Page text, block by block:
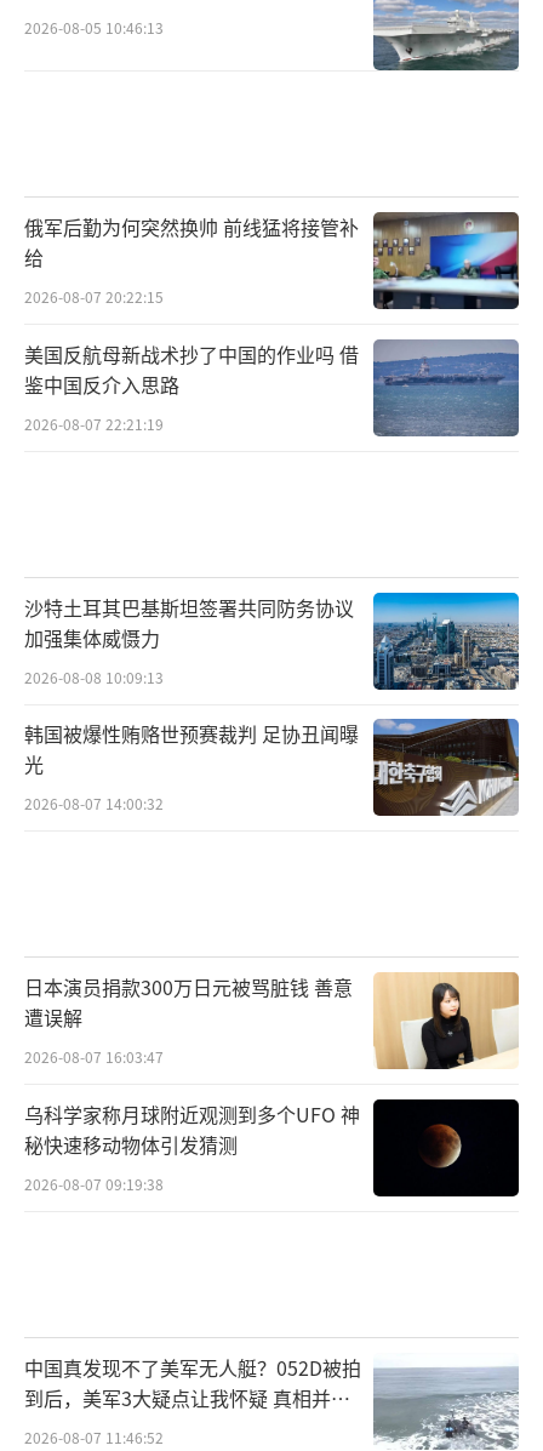
2026-08-05 10:46:13
俄军后勤为何突然换帅 前线猛将接管补
给
2026-08-07 20:22:15
美国反航母新战术抄了中国的作业吗 借
鉴中国反介入思路
2026-08-07 22:21:19
沙特土耳其巴基斯坦签署共同防务协议
加强集体威慑力
2026-08-08 10:09:13
韩国被爆性贿赂世预赛裁判 足协丑闻曝
光
2026-08-07 14:00:32
日本演员捐款300万日元被骂脏钱 善意
遭误解
2026-08-07 16:03:47
乌科学家称月球附近观测到多个UFO 神
秘快速移动物体引发猜测
2026-08-07 09:19:38
中国真发现不了美军无人艇？052D被拍
到后，美军3大疑点让我怀疑 真相并非
如此
2026-08-07 11:46:52